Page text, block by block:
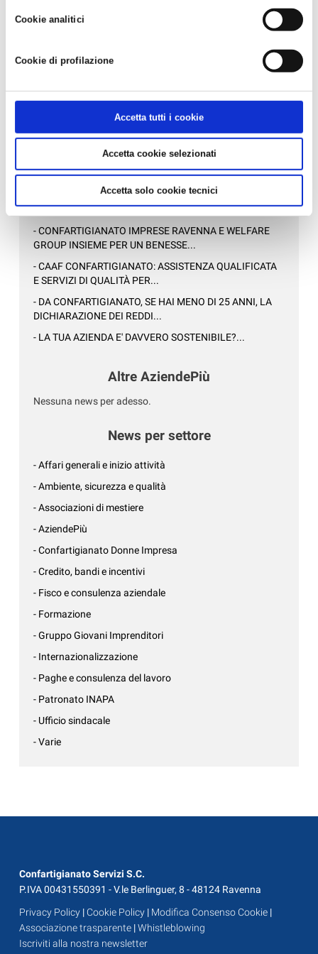
strumenti di tracciamento diversi da quelli tecnici. Infine, per
avere maggiori informazioni, leggere la
Cookie analitici
Cookie di profilazione
Accetta tutti i cookie
Accetta cookie selezionati
Accetta solo cookie tecnici
News in Primo Piano
- AZIENDEPIÙ 3/2026 (FASCICOLO NR. 128) -
GIUGNO/LUGLIO/AGOSTO 2026 IN ...
- CONFARTIGIANATO IMPRESE RAVENNA E WELFARE
GROUP INSIEME PER UN BENESSE...
- CAAF CONFARTIGIANATO: ASSISTENZA QUALIFICATA
E SERVIZI DI QUALITÀ PER...
- DA CONFARTIGIANATO, SE HAI MENO DI 25 ANNI, LA
DICHIARAZIONE DEI REDDI...
- LA TUA AZIENDA E' DAVVERO SOSTENIBILE?...
Altre AziendePiù
Nessuna news per adesso.
News per settore
- Affari generali e inizio attività
- Ambiente, sicurezza e qualità
- Associazioni di mestiere
- AziendePiù
- Confartigianato Donne Impresa
- Credito, bandi e incentivi
- Fisco e consulenza aziendale
- Formazione
- Gruppo Giovani Imprenditori
- Internazionalizzazione
- Paghe e consulenza del lavoro
- Patronato INAPA
- Ufficio sindacale
- Varie
Confartigianato Servizi S.C.
P.IVA 00431550391 - V.le Berlinguer, 8 - 48124 Ravenna
Privacy Policy |Cookie Policy | Modifica Consenso Cookie |
Associazione trasparente |Whistleblowing
Iscriviti alla nostra newsletter